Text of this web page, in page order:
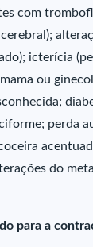
com
icterícia
ou
perda
do
para a